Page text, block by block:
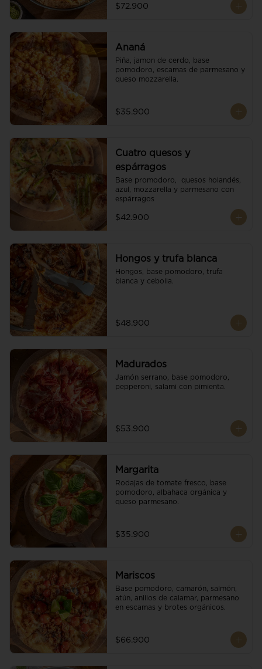
$72.900
Ananá
Piña, jamon de cerdo, base
pomodoro, escamas de parmesano y
queso mozzarella.
$35.900
Cuatro quesos y
espárragos
Base promodoro,  quesos holandés,
azul, mozzarella y parmesano con
espárragos
$42.900
Hongos y trufa blanca
Hongos, base pomodoro, trufa
blanca y cebolla.
$48.900
Madurados
Jamón serrano, base pomodoro,
pepperoni, salami con pimienta.
$53.900
Margarita
Rodajas de tomate fresco, base
pomodoro, albahaca orgánica y
queso parmesano.
$35.900
Mariscos
Base pomodoro, camarón, salmón,
atún, anillos de calamar, parmesano
en escamas y brotes orgánicos.
$66.900